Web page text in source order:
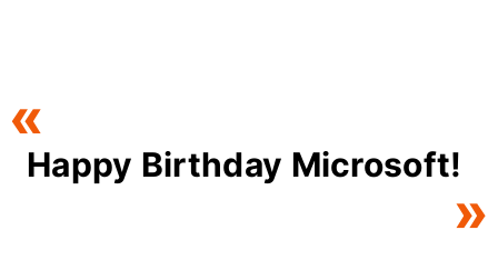
Happy Birthday Microsoft!